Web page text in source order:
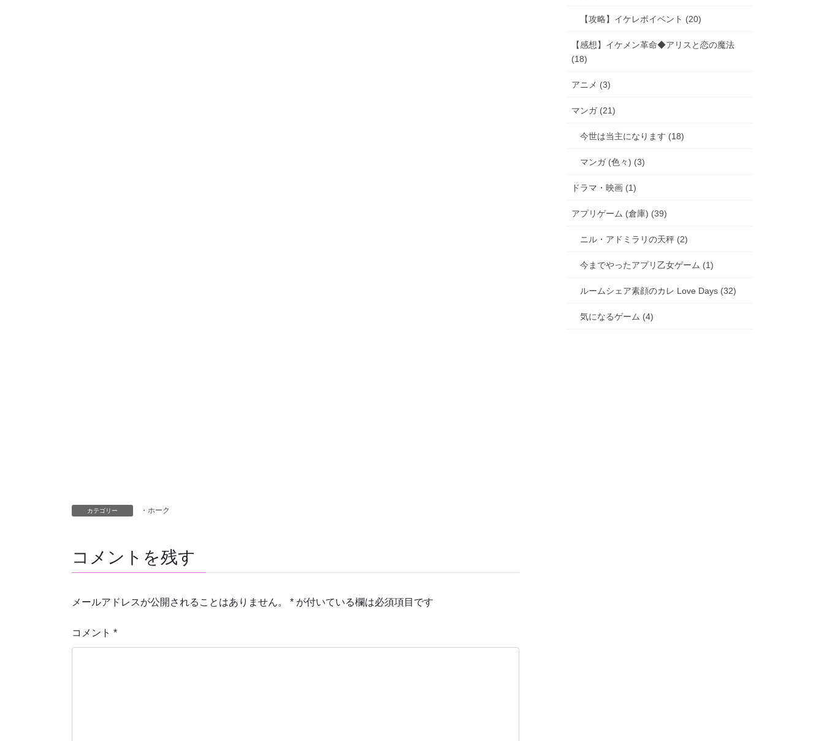
カテゴリー ・ホーク
コメントを残す
メールアドレスが公開されることはありません。 * が付いている欄は必須項目です
コメント *
【攻略】イケレボイベント (20)
【感想】イケメン革命◆アリスと恋の魔法
(18)
アニメ (3)
マンガ (21)
今世は当主になります (18)
マンガ (色々) (3)
ドラマ・映画 (1)
アプリゲーム (倉庫) (39)
ニル・アドミラリの天秤 (2)
今までやったアプリ乙女ゲーム (1)
ルームシェア素顔のカレ Love Days (32)
気になるゲーム (4)